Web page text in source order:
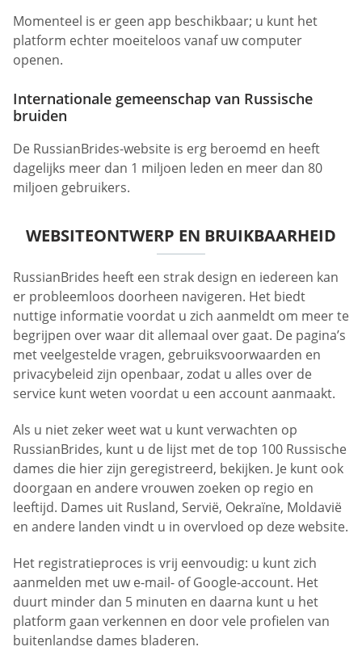
Momenteel is er geen app beschikbaar; u kunt het
platform echter moeiteloos vanaf uw computer
openen.
Internationale gemeenschap van Russische
bruiden
De RussianBrides-website is erg beroemd en heeft
dagelijks meer dan 1 miljoen leden en meer dan 80
miljoen gebruikers.
WEBSITEONTWERP EN BRUIKBAARHEID
RussianBrides heeft een strak design en iedereen kan
er probleemloos doorheen navigeren. Het biedt
nuttige informatie voordat u zich aanmeldt om meer te
begrijpen over waar dit allemaal over gaat. De pagina’s
met veelgestelde vragen, gebruiksvoorwaarden en
privacybeleid zijn openbaar, zodat u alles over de
service kunt weten voordat u een account aanmaakt.
Als u niet zeker weet wat u kunt verwachten op
RussianBrides, kunt u de lijst met de top 100 Russische
dames die hier zijn geregistreerd, bekijken. Je kunt ook
doorgaan en andere vrouwen zoeken op regio en
leeftijd. Dames uit Rusland, Servië, Oekraïne, Moldavië
en andere landen vindt u in overvloed op deze website.
Het registratieproces is vrij eenvoudig: u kunt zich
aanmelden met uw e-mail- of Google-account. Het
duurt minder dan 5 minuten en daarna kunt u het
platform gaan verkennen en door vele profielen van
buitenlandse dames bladeren.